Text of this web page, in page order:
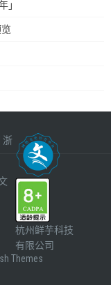
」
浙
杭州鲜芋科技
有限公司
Themes